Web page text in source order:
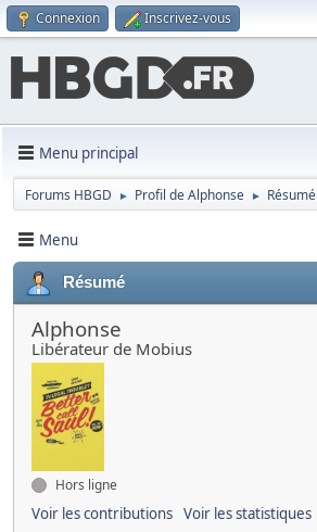
Connexion Inscrivez-vous
Menu principal
Forums HBGD ► Profil de Alphonse ► Résumé
Menu
Résumé
Alphonse
Libérateur de Mobius
Hors ligne
Voir les contributions Voir les statistiques